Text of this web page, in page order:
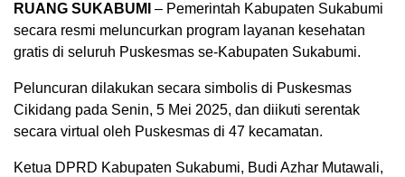
RUANG SUKABUMI – Pemerintah Kabupaten Sukabumi
secara resmi meluncurkan program layanan kesehatan
gratis di seluruh Puskesmas se-Kabupaten Sukabumi.
Peluncuran dilakukan secara simbolis di Puskesmas
Cikidang pada Senin, 5 Mei 2025, dan diikuti serentak
secara virtual oleh Puskesmas di 47 kecamatan.
Ketua DPRD Kabupaten Sukabumi, Budi Azhar Mutawali,